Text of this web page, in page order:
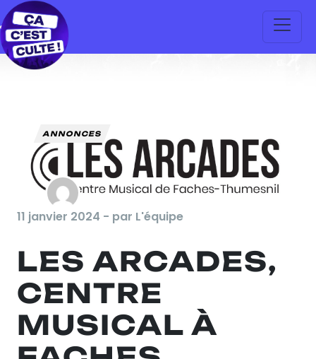
ANNONCES
11 janvier 2024 - par L'équipe
LES ARCADES,
CENTRE
MUSICAL À